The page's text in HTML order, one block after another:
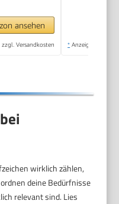
— Inkl.
ansehen
zzgl. Versandkosten * Anzeige
wirklich zählen,
deine Bedürfnisse
relevant sind. Lies